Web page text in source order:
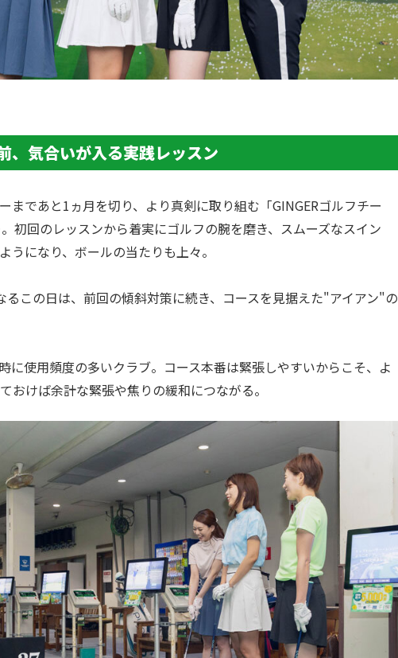
、気合いが入る実践レッスン
まであと1ヵ月を切り、より真剣に取り組む「GINGERゴルフチー
初回のレッスンから着実にゴルフの腕を磨き、スムーズなスイン
うになり、ボールの当たりも上々。
るこの日は、前回の傾斜対策に続き、コースを見据えた"アイアン"の
に使用頻度の多いクラブ。コース本番は緊張しやすいからこそ、よ
おけば余計な緊張や焦りの緩和に​つながる。